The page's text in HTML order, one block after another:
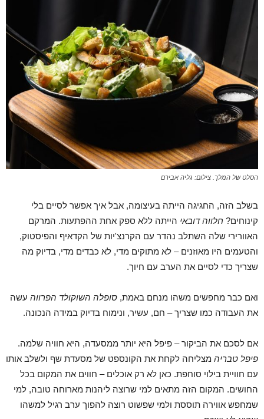
הסלט של המלך. צילום: גליה אבירם
בשלב הזה, החגיגה הייתה בעיצומה, אבל איך אפשר לסיים בלי
קינוחים? חלווה דובאי הייתה ללא ספק אחת ההפתעות. המרקם
האוורירי שלה השתלב נהדר עם הקרנצ'יות של הקדאיף והפיסטוק,
והטעמים היו מאוזנים – לא מתוקים מדי, לא כבדים מדי, בדיוק מה
שצריך כדי לסיים את הערב עם חיוך.
ואם כבר מחפשים משהו מנחם באמת, סופלה השוקולד הפרווה עשה
את העבודה כמו שצריך – חם, עשיר, ונימוח בדיוק במידה הנכונה.
אם לסכם את הביקור – פיפל היא יותר ממסעדה, היא חוויה שלמה.
פיפל טבריה מצליחה לקחת את הקונספט של מסעדת שף ולשלב אותו
עם חוויית בילוי סוחפת. כאן לא רק אוכלים – חווים את המקום בכל
החושים. המקום הזה מתאים למי שרוצה ליהנות מארוחה טובה, למי
שמחפש אווירה תוססת ולמי שפשוט רוצה להפוך ערב רגיל למשהו